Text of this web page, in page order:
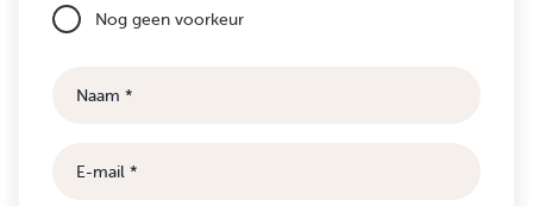
Nog geen voorkeur